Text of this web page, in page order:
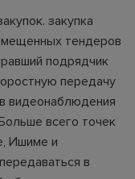
закупка
тендеров
подрядчик
передачу
видеонаблюдения
всего точек
Ишиме и
в